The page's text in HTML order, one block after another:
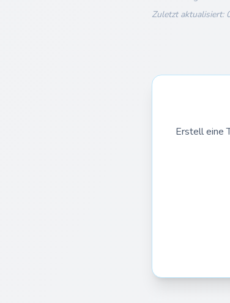
Zuletzt aktualisiert:
Erstell eine